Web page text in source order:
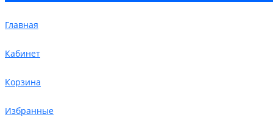
Главная
Кабинет
Корзина
Избранные